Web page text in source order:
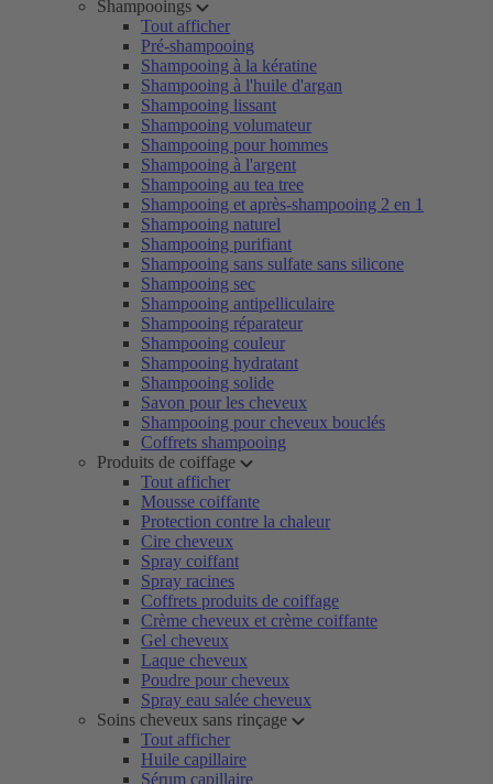
Shampooings
Tout afficher
Pré-shampooing
Shampooing à la kératine
Shampooing à l'huile d'argan
Shampooing lissant
Shampooing volumateur
Shampooing pour hommes
Shampooing à l'argent
Shampooing au tea tree
Shampooing et après-shampooing 2 en 1
Shampooing naturel
Shampooing purifiant
Shampooing sans sulfate sans silicone
Shampooing sec
Shampooing antipelliculaire
Shampooing réparateur
Shampooing couleur
Shampooing hydratant
Shampooing solide
Savon pour les cheveux
Shampooing pour cheveux bouclés
Coffrets shampooing
Produits de coiffage
Tout afficher
Mousse coiffante
Protection contre la chaleur
Cire cheveux
Spray coiffant
Spray racines
Coffrets produits de coiffage
Crème cheveux et crème coiffante
Gel cheveux
Laque cheveux
Poudre pour cheveux
Spray eau salée cheveux
Soins cheveux sans rinçage
Tout afficher
Huile capillaire
Sérum capillaire